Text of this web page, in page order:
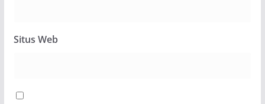
Situs Web